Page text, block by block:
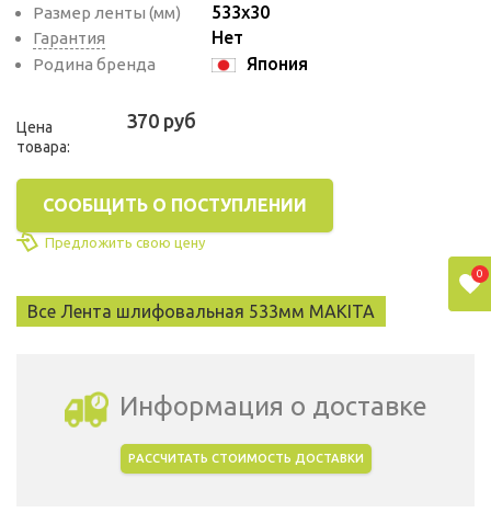
Размер ленты (мм) 533х30
Гарантия Нет
Родина бренда Япония
Цена
товара:
370 руб
СООБЩИТЬ О ПОСТУПЛЕНИИ
Предложить свою цену
Все Лента шлифовальная 533мм MAKITA
Информация о доставке
РАССЧИТАТЬ СТОИМОСТЬ ДОСТАВКИ
0